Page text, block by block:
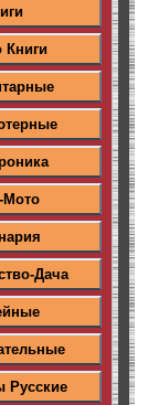
Книги
Мото
Дача
Русские